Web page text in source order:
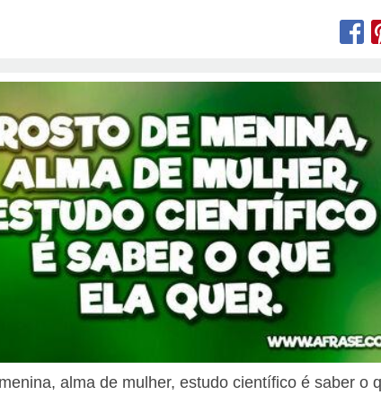
alma de mulher, estudo científico é saber o